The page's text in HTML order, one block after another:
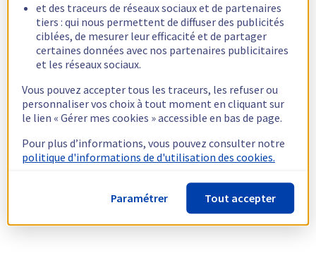
et des traceurs de réseaux sociaux et de partenaires
tiers : qui nous permettent de diffuser des publicités
ciblées, de mesurer leur efficacité et de partager
certaines données avec nos partenaires publicitaires
et les réseaux sociaux.
Vous pouvez accepter tous les traceurs, les refuser ou
personnaliser vos choix à tout moment en cliquant sur
le lien « Gérer mes cookies » accessible en bas de page.
Pour plus d’informations, vous pouvez consulter notre
politique d'informations de d'utilisation des cookies.
Paramétrer Tout accepter